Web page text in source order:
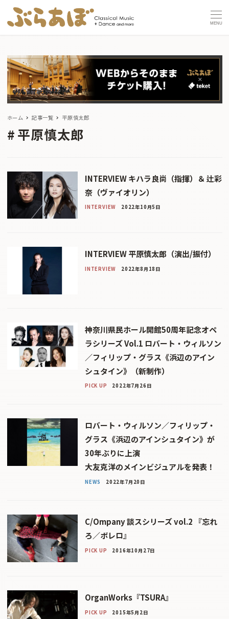
MENU
ホーム 記事一覧 平原慎太郎
平原慎太郎
INTERVIEW キハラ良尚（指揮）＆ 辻彩
奈（ヴァイオリン）
INTERVIEW 2022年10月5日
INTERVIEW 平原慎太郎（演出/振付）
INTERVIEW 2022年8月18日
神奈川県民ホール開館50周年記念オペ
ラシリーズ Vol.1 ロバート・ウィルソン
／フィリップ・グラス《浜辺のアイン
シュタイン》（新制作）
PICK UP 2022年7月26日
ロバート・ウィルソン／フィリップ・
グラス《浜辺のアインシュタイン》が
30年ぶりに上演
大友克洋のメインビジュアルを発表！
NEWS 2022年7月20日
C/Ompany 談スシリーズ vol.2 『忘れ
ろ／ボレロ』
PICK UP 2016年10月27日
OrganWorks『TSURA』
PICK UP 2015年5月2日